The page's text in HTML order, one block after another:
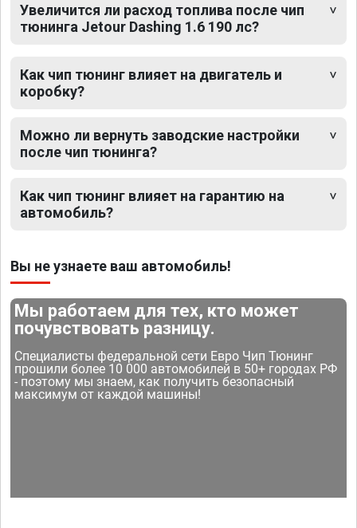
Увеличится ли расход топлива после чип
тюнинга Jetour Dashing 1.6 190 лс?
Как чип тюнинг влияет на двигатель и
коробку?
Можно ли вернуть заводские настройки
после чип тюнинга?
Как чип тюнинг влияет на гарантию на
автомобиль?
Вы не узнаете ваш автомобиль!
Мы работаем для тех, кто может
почувствовать разницу.
Специалисты федеральной сети Евро Чип Тюнинг
прошили более 10 000 автомобилей в 50+ городах РФ
- поэтому мы знаем, как получить безопасный
максимум от каждой машины!